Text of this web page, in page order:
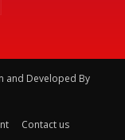
and Developed By
Contact us